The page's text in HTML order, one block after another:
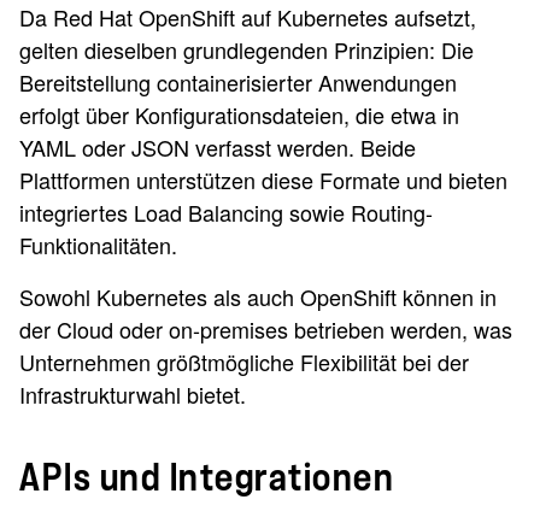
Da Red Hat OpenShift auf Kubernetes aufsetzt,
gelten dieselben grundlegenden Prinzipien: Die
Bereitstellung containerisierter Anwendungen
erfolgt über Konfigurationsdateien, die etwa in
YAML oder JSON verfasst werden. Beide
Plattformen unterstützen diese Formate und bieten
integriertes Load Balancing sowie Routing-
Funktionalitäten.
Sowohl Kubernetes als auch OpenShift können in
der Cloud oder on-premises betrieben werden, was
Unternehmen größtmögliche Flexibilität bei der
Infrastrukturwahl bietet.
APIs und Integrationen